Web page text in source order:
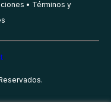
Términos y